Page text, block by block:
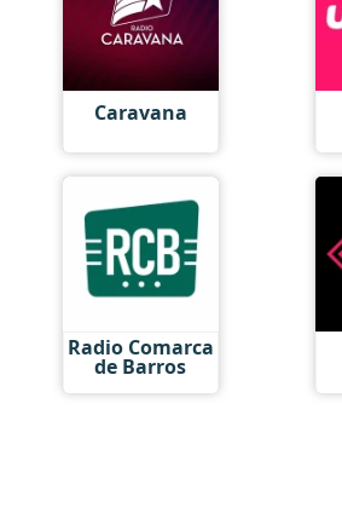
Caravana
Radio Comarca
de Barros